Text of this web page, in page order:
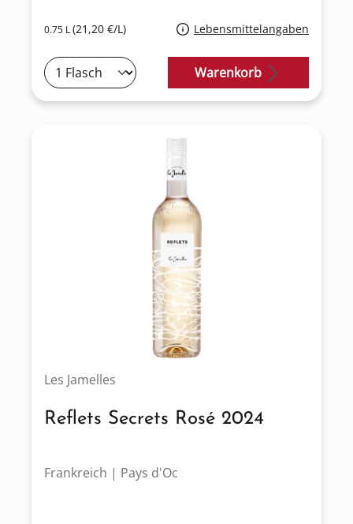
0.75 L(21,20 €/L) Lebensmittelangaben
Warenkorb
Les Jamelles
Reflets Secrets Rosé 2024
Frankreich | Pays d'Oc